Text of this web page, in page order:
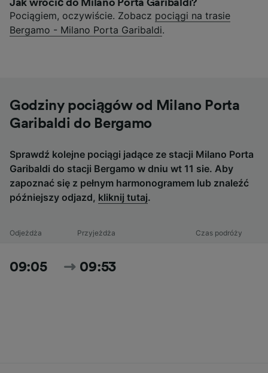
Jak wrócić do Milano Porta Garibaldi?
Pociągiem, oczywiście. Zobacz pociągi na trasie
Bergamo - Milano Porta Garibaldi.
Godziny pociągów od Milano Porta
Garibaldi do Bergamo
Sprawdź kolejne pociągi jadące ze stacji Milano Porta
Garibaldi do stacji Bergamo w dniu wt 11 sie. Aby
zapoznać się z pełnym harmonogramem lub znaleźć
późniejszy odjazd, kliknij tutaj.
Odjeżdża Przyjeżdża Czas podróży
09:05 09:53